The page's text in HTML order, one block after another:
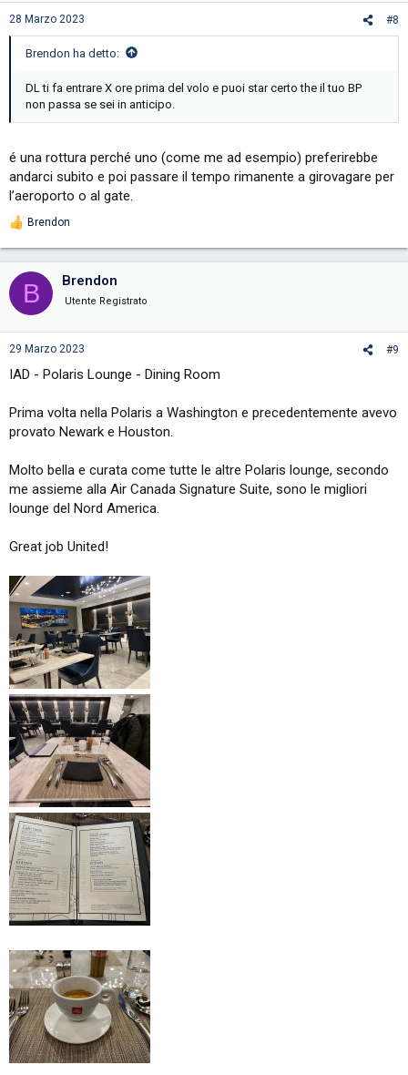
s
28 Marzo 2023 #8
Brendon ha detto:
DL ti fa entrare X ore prima del volo e puoi star certo the il tuo BP
non passa se sei in anticipo.
é una rottura perché uno (come me ad esempio) preferirebbe
andarci subito e poi passare il tempo rimanente a girovagare per
l’aeroporto o al gate.
R
t
i
n
s
Brendon
B Brendon
Utente Registrato
29 Marzo 2023 #9
IAD - Polaris Lounge - Dining Room
Prima volta nella Polaris a Washington e precedentemente avevo
provato Newark e Houston.
Molto bella e curata come tutte le altre Polaris lounge, secondo
me assieme alla Air Canada Signature Suite, sono le migliori
lounge del Nord America.
Great job United!